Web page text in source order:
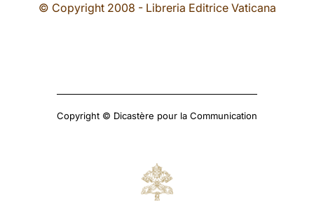
© Copyright 2008 - Libreria Editrice Vaticana
Copyright © Dicastère pour la Communication